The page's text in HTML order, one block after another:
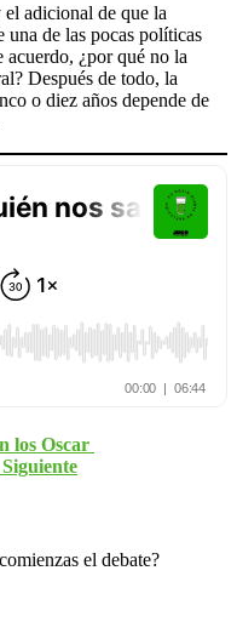
adicional de que la
una de las pocas políticas
acuerdo, ¿por qué no la
Después de todo, la
o diez años depende de
los Oscar
Siguiente
el debate?